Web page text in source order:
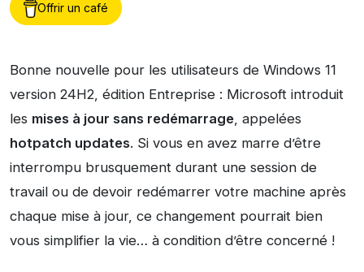
Offrir un café
Bonne nouvelle pour les utilisateurs de Windows 11
version 24H2, édition Entreprise : Microsoft introduit
les mises à jour sans redémarrage, appelées
hotpatch updates. Si vous en avez marre d’être
interrompu brusquement durant une session de
travail ou de devoir redémarrer votre machine après
chaque mise à jour, ce changement pourrait bien
vous simplifier la vie… à condition d’être concerné !